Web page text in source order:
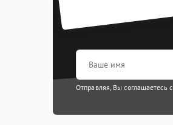
Отправляя, Вы соглашаетесь с